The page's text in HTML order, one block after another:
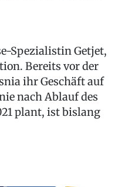
Spezialistin Getjet,
Bereits vor der
ihr Geschäft auf
nach Ablauf des
plant, ist bislang